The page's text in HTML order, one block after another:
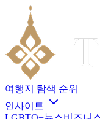
여행지 탐색 순위
인사이트